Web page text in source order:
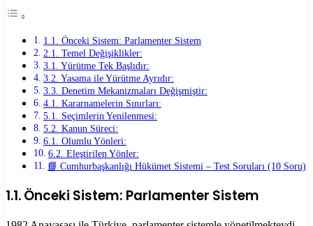
1.1. Önceki Sistem: Parlamenter Sistem
2.1. Temel Değişiklikler:
3.1. Yürütme Tek Başlıdır:
3.2. Yasama ile Yürütme Ayrıdır:
3.3. Denetim Mekanizmaları Değişmiştir:
4.1. Kararnamelerin Sınırları:
5.1. Seçimlerin Yenilenmesi:
5.2. Kanun Süreci:
6.1. Olumlu Yönleri:
6.2. Eleştirilen Yönler:
📘 Cumhurbaşkanlığı Hükümet Sistemi – Test Soruları (10 Soru)
1.1. Önceki Sistem: Parlamenter Sistem